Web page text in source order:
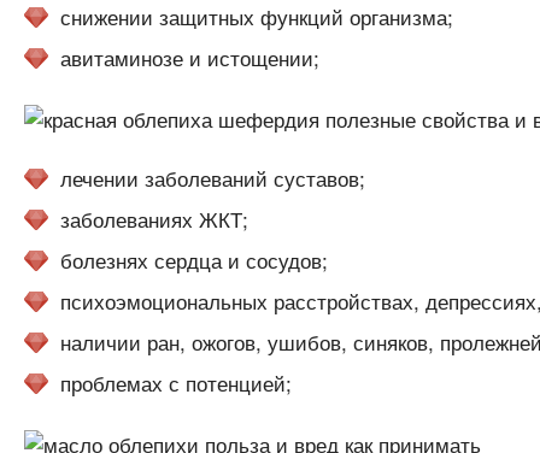
снижении защитных функций организма;
авитаминозе и истощении;
лечении заболеваний суставов;
заболеваниях ЖКТ;
болезнях сердца и сосудов;
психоэмоциональных расстройствах,
наличии ран, ожогов, ушибов, синяков,
проблемах с потенцией;